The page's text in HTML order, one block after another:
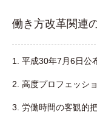
働き方改革関連
1. 平成30年7月6日公
2. 高度プロフェッシ
3. 労働時間の客観的